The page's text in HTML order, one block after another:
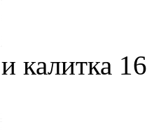
калитка 16